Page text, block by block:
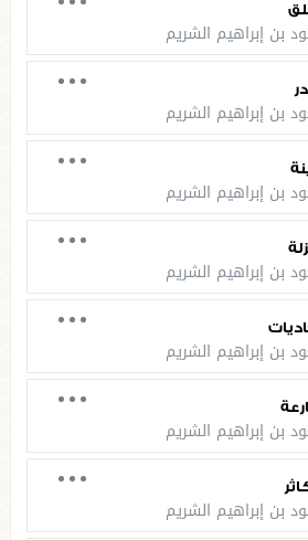
بن إبراهيم الشريم
بن إبراهيم الشريم
بن إبراهيم الشريم
بن إبراهيم الشريم
بن إبراهيم الشريم
بن إبراهيم الشريم
بن إبراهيم الشريم